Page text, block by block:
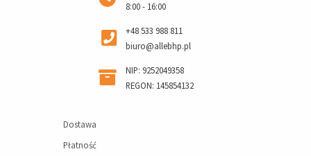
8:00 - 16:00
+48 533 988 811
biuro@allebhp.pl
NIP: 9252049358
REGON: 145854132
Dostawa
Płatność